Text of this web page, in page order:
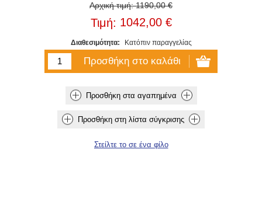
Αρχική τιμή: 1190,00 €
Τιμή: 1042,00 €
Διαθεσιμότητα: Κατόπιν παραγγελίας